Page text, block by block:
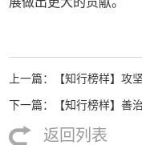
上一篇：【知行榜样】
下一篇：【知行榜样】善
返回列表